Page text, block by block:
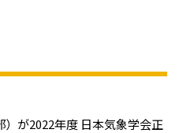
が2022年度 日本気象学会正